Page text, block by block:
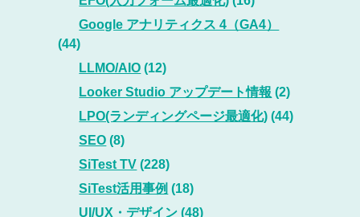
Google アナリティクス 4（GA4）
(44)
LLMO/AIO (12)
Looker Studio アップデート情報 (2)
LPO(ランディングページ最適化) (44)
SEO (8)
SiTest TV (228)
SiTest活用事例 (18)
UI/UX・デザイン (48)